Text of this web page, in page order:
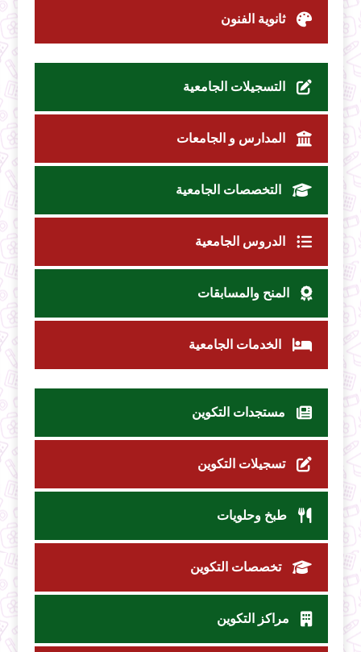
ثانوية الفنون
التسجيلات الجامعية
المدارس و الجامعات
التخصصات الجامعية
الدروس الجامعية
المنح والمسابقات
الخدمات الجامعية
مستجدات التكوين
تسجيلات التكوين
طبخ وحلويات
تخصصات التكوين
مراكز التكوين